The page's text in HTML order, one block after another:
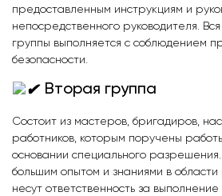
предоставленным инструкциям и
непосредственного руководителя.
группы выполняется с соблюдением
безопасности.
Вторая группа
Состоит из мастеров, бригадиров,
работников, которым поручены
основании специального
большим опытом и знаниями в
несут ответственность за